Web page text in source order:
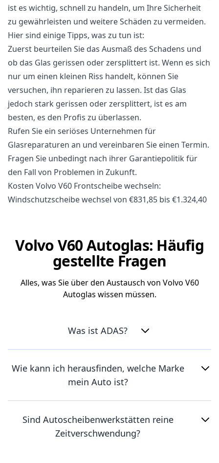
ist es wichtig, schnell zu handeln, um Ihre Sicherheit
zu gewährleisten und weitere Schäden zu vermeiden.
Hier sind einige Tipps, was zu tun ist:
Zuerst beurteilen Sie das Ausmaß des Schadens und
ob das Glas gerissen oder zersplittert ist. Wenn es sich
nur um einen kleinen Riss handelt, können Sie
versuchen, ihn reparieren zu lassen. Ist das Glas
jedoch stark gerissen oder zersplittert, ist es am
besten, es den Profis zu überlassen.
Rufen Sie ein seriöses Unternehmen für
Glasreparaturen an und vereinbaren Sie einen Termin.
Fragen Sie unbedingt nach ihrer Garantiepolitik für
den Fall von Problemen in Zukunft.
Kosten Volvo V60 Frontscheibe wechseln:
Windschutzscheibe wechsel von €831,85 bis €1.324,40
Volvo V60 Autoglas: Häufig
gestellte Fragen
Alles, was Sie über den Austausch von Volvo V60
Autoglas wissen müssen.
Was ist ADAS?
Wie kann ich herausfinden, welche Marke
mein Auto ist?
Sind Autoscheibenwerkstätten reine
Zeitverschwendung?